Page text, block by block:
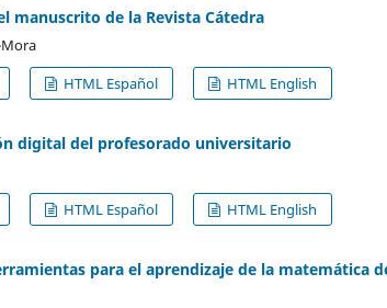
manuscrito de la Revista Cátedra
HTML Español HTML English
digital del profesorado universitario
HTML Español HTML English
para el aprendizaje de la matemática